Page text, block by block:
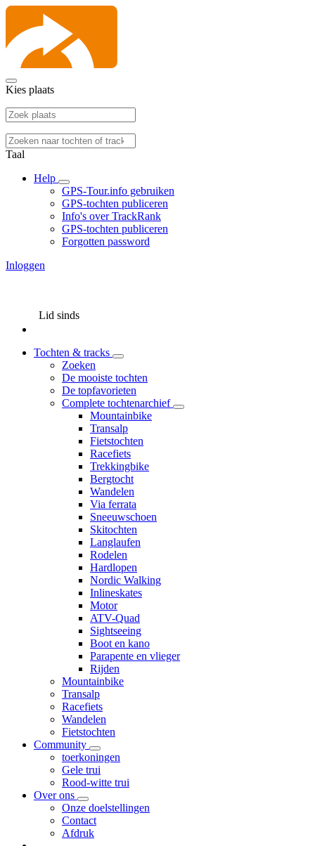
Kies plaats
Taal
Help
GPS-Tour.info gebruiken
GPS-tochten publiceren
Info's over TrackRank
GPS-tochten publiceren
Forgotten password
Inloggen
Lid sinds
Tochten & tracks
Zoeken
De mooiste tochten
De topfavorieten
Complete tochtenarchief
Mountainbike
Transalp
Fietstochten
Racefiets
Trekkingbike
Bergtocht
Wandelen
Via ferrata
Sneeuwschoen
Skitochten
Langlaufen
Rodelen
Hardlopen
Nordic Walking
Inlineskates
Motor
ATV-Quad
Sightseeing
Boot en kano
Parapente en vlieger
Rijden
Mountainbike
Transalp
Racefiets
Wandelen
Fietstochten
Community
toerkoningen
Gele trui
Rood-witte trui
Over ons
Onze doelstellingen
Contact
Afdruk